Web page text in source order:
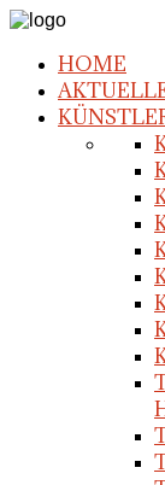
HOME